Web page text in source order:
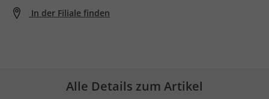
In der Filiale finden
Alle Details zum Artikel